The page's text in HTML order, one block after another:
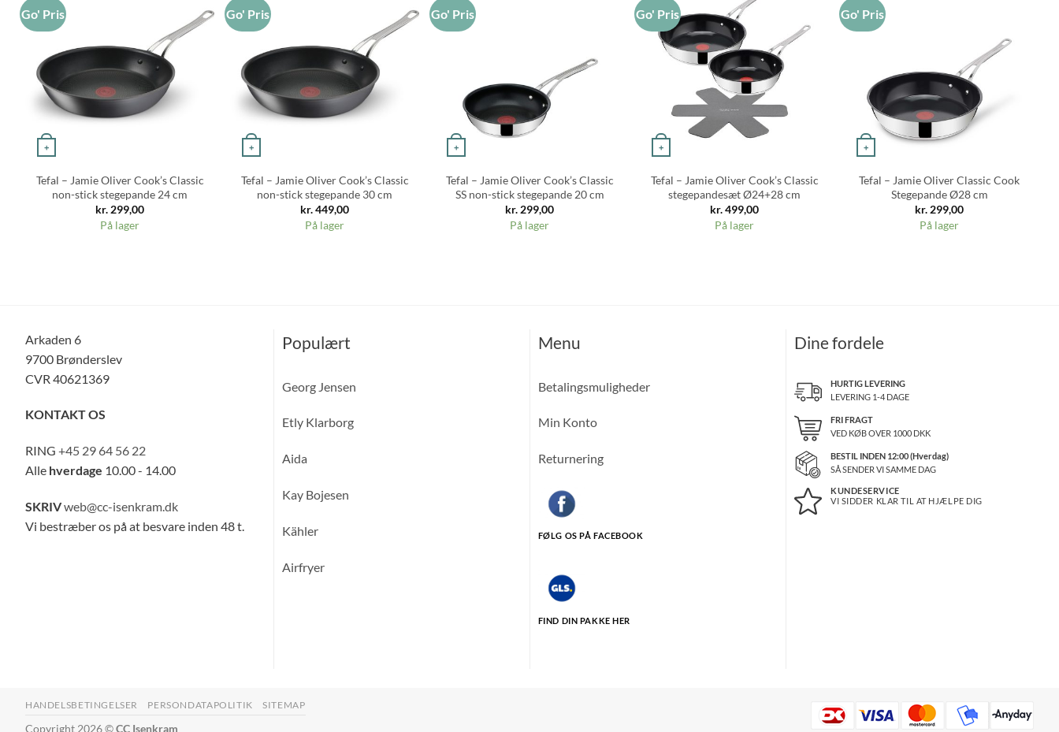
Go' Pris
+
Tefal – Jamie Oliver Cook’s Classic
non-stick stegepande 24 cm
kr. 299,00
På lager
Go' Pris
+
Tefal – Jamie Oliver Cook’s Classic
non-stick stegepande 30 cm
kr.449,00
På lager
Go' Pris
+
Tefal – Jamie Oliver Cook’s Classic
SS non-stick stegepande 20 cm
kr. 299,00
På lager
Go' Pris
+
Tefal – Jamie Oliver Cook’s Classic
stegepandesæt Ø24+28 cm
kr.499,00
På lager
Go' Pris
+
Tefal – Jamie Oliver Classic Cook
Stegepande Ø28 cm
kr. 299,00
På lager
Arkaden 6
9700 Brønderslev
CVR 40621369
KONTAKT OS
RING +45 29 64 56 22
Alle hverdage 10.00 - 14.00
SKRIVweb@cc-isenkram.dk
Vi bestræber os på at besvare inden 48 t.
Populært
Georg Jensen
Etly Klarborg
Aida
Kay Bojesen
Kähler
Airfryer
Menu
Betalingsmuligheder
Min Konto
Returnering
FØLG OS PÅ FACEBOOK
FIND DIN PAKKE HER
Dine fordele
HURTIG LEVERING
LEVERING 1-4 DAGE
FRI FRAGT
VED KØB OVER 1000DKK
BESTIL INDEN 12:00 (Hverdag)
SÅ SENDER VI SAMME DAG
KUNDESERVICE
VI SIDDER KLAR TIL AT HJÆLPE DIG
HANDELSBETINGELSER PERSONDATAPOLITIK SITEMAP
Copyright 2026 ©CC Isenkram